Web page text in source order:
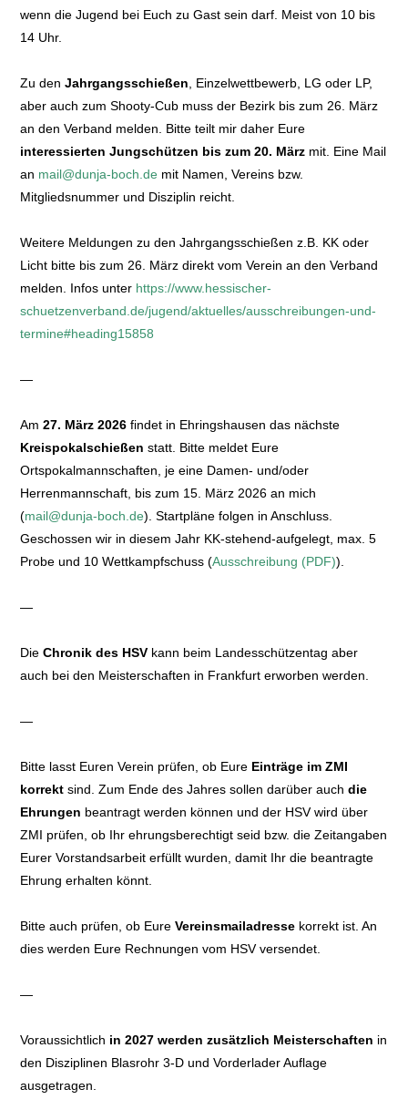
wenn die Jugend bei Euch zu Gast sein darf. Meist von 10 bis
14 Uhr.
Zu denJahrgangsschießen , Einzelwettbewerb, LG oder LP,
aber auch zum Shooty-Cub muss der Bezirk bis zum 26. März
an den Verband melden. Bitte teilt mir daher Eure
interessierten Jungschützen bis zum 20. März mit. Eine Mail
an mail@dunja-boch.de mit Namen, Vereins bzw.
Mitgliedsnummer und Disziplin reicht.
Weitere Meldungen zu den Jahrgangsschießen z.B. KK oder
Licht bitte bis zum 26. März direkt vom Verein an den Verband
melden. Infos unter https://www.hessischer-
schuetzenverband.de/jugend/aktuelles/ausschreibungen-und-
termine#heading15858
—
Am27. März 2026 findet in Ehringshausen das nächste
Kreispokalschießen statt. Bitte meldet Eure
Ortspokalmannschaften, je eine Damen- und/oder
Herrenmannschaft, bis zum 15. März 2026 an mich
(mail@dunja-boch.de). Startpläne folgen in Anschluss.
Geschossen wir in diesem Jahr KK-stehend-aufgelegt, max. 5
Probe und 10 Wettkampfschuss (Ausschreibung (PDF)).
—
DieChronik des HSV kann beim Landesschützentag aber
auch bei den Meisterschaften in Frankfurt erworben werden.
—
Bitte lasst Euren Verein prüfen, ob Eure Einträge im ZMI
korrekt sind. Zum Ende des Jahres sollen darüber auchdie
Ehrungen beantragt werden können und der HSV wird über
ZMI prüfen, ob Ihr ehrungsberechtigt seid bzw. die Zeitangaben
Eurer Vorstandsarbeit erfüllt wurden, damit Ihr die beantragte
Ehrung erhalten könnt.
Bitte auch prüfen, ob EureVereinsmailadresse korrekt ist. An
dies werden Eure Rechnungen vom HSV versendet.
—
Voraussichtlich in 2027 werden zusätzlich Meisterschaften in
den Disziplinen Blasrohr 3-D und Vorderlader Auflage
ausgetragen.